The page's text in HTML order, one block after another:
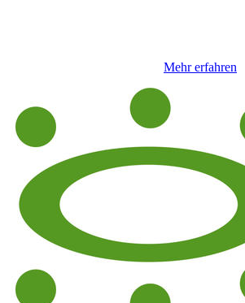
Mehr erfahren